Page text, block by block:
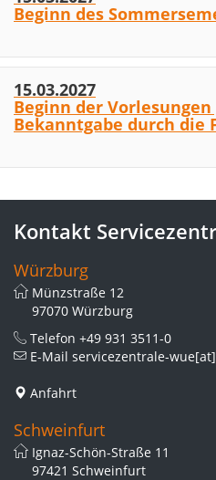
Beginn des
15.03.2027
Beginn der
Bekanntgabe durch die
Kontakt
Würzburg
Münzstraße 12
97070 Würzburg
Telefon +49 931 3511-0
E-Mail servicezentrale-
Anfahrt
Schweinfurt
Ignaz-Schön-Straße 11
97421 Schweinfurt